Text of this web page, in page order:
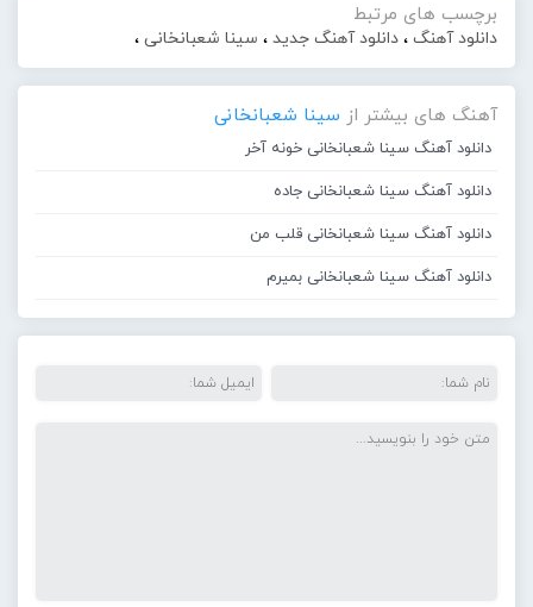
برچسب های مرتبط
دانلود آهنگ ، دانلود آهنگ جدید ، سینا شعبانخانی ،
آهنگ های بیشتر از سینا شعبانخانی
دانلود آهنگ سینا شعبانخانی خونه آخر
دانلود آهنگ سینا شعبانخانی جاده
دانلود آهنگ سینا شعبانخانی قلب من
دانلود آهنگ سینا شعبانخانی بمیرم